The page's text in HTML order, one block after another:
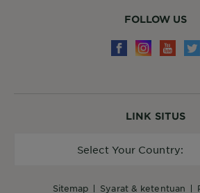
LINK SITUS
sitemap syarat & ketentuan
Select Your Country:
FOLLOW US